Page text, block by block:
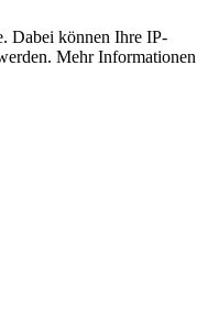
Dabei können Ihre IP-
Mehr Informationen